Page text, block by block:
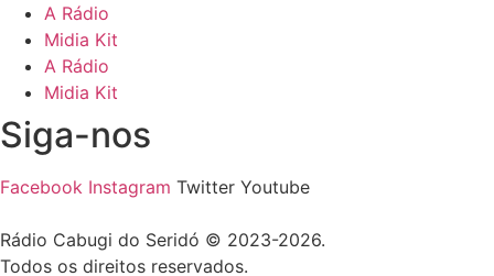
A Rádio
Midia Kit
A Rádio
Midia Kit
Siga-nos
Facebook Instagram Twitter Youtube
Rádio Cabugi do Seridó © 2023-2026.
Todos os direitos reservados.